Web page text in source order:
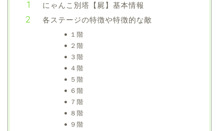
にゃんこ別塔【屍】基本情報
各ステージの特徴や特徴的な敵
１階
２階
３階
４階
５階
６階
７階
８階
９階